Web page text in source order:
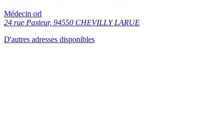
Médecin orl
24 rue Pasteur, 94550 CHEVILLY LARUE
D'autres adresses disponibles